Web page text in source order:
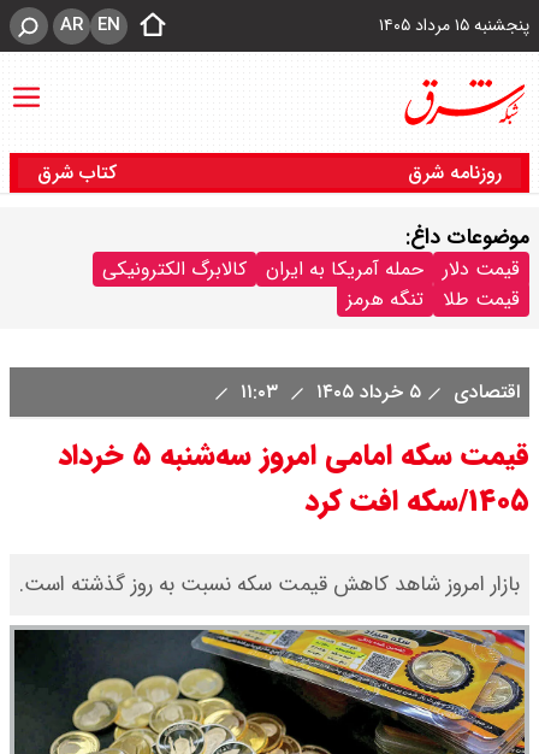
پنجشنبه ۱۵ مرداد ۱۴۰۵ EN
AR
روزنامه شرق کتاب شرق
موضوعات داغ:
قیمت دلار حمله آمریکا به ایران
کالابرگ الکترونیکی
قیمت طلا
تنگه هرمز
اقتصادی ۵ خرداد ۱۴۰۵
قیمت سکه امامی امروز سه‌شنبه ۵ خرداد
۱۴۰۵/سکه افت کرد
بازار امروز شاهد کاهش قیمت سکه نسبت به روز گذشته است.